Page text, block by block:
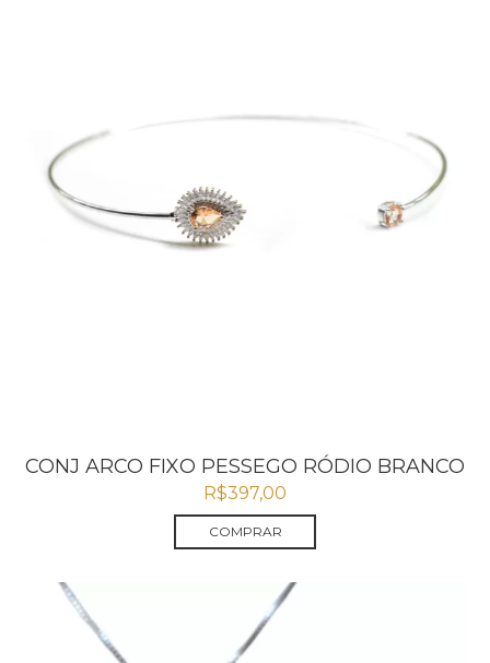
CONJ ARCO FIXO PESSEGO RÓDIO BRANCO
R$397,00
COMPRAR